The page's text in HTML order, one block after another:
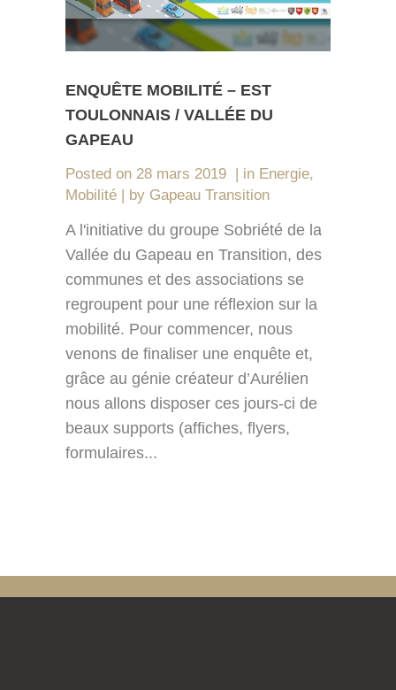
ENQUÊTE MOBILITÉ – EST
TOULONNAIS / VALLÉE DU
GAPEAU
Posted on 28 mars 2019 in Energie,
Mobilité
by Gapeau Transition
A l'initiative du groupe Sobriété de la
Vallée du Gapeau en Transition, des
communes et des associations se
regroupent pour une réflexion sur la
mobilité. Pour commencer, nous
venons de finaliser une enquête et,
grâce au génie créateur d’Aurélien
nous allons disposer ces jours-ci de
beaux supports (affiches, flyers,
formulaires...